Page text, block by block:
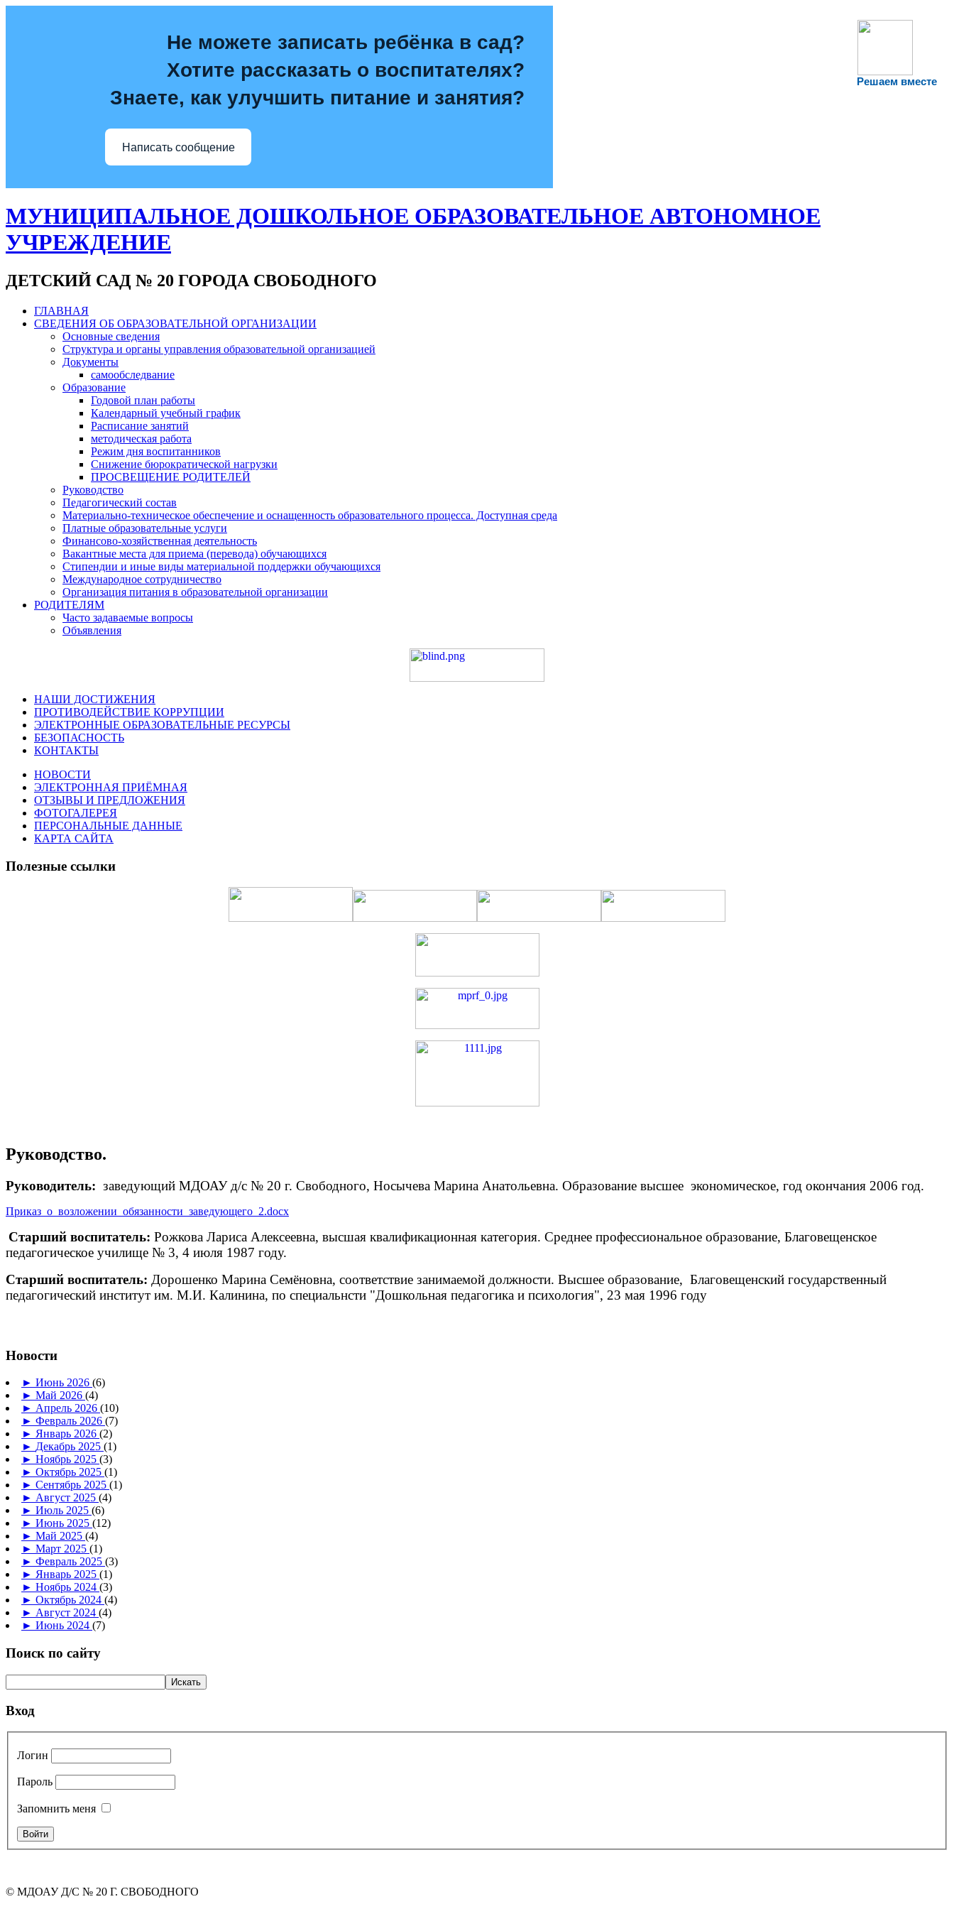
Решаем вместе
Не можете записать ребёнка в сад?
Хотите рассказать о воспитателях?
Знаете, как улучшить питание и занятия?
Написать сообщение
МУНИЦИПАЛЬНОЕ ДОШКОЛЬНОЕ ОБРАЗОВАТЕЛЬНОЕ АВТОНОМНОЕ
УЧРЕЖДЕНИЕ
ДЕТСКИЙ САД № 20 ГОРОДА СВОБОДНОГО
ГЛАВНАЯ
СВЕДЕНИЯ ОБ ОБРАЗОВАТЕЛЬНОЙ ОРГАНИЗАЦИИ
Основные сведения
Структура и органы управления образовательной организацией
Документы
самообследвание
Образование
Годовой план работы
Календарный учебный график
Расписание занятий
методическая работа
Режим дня воспитанников
Снижение бюрократической нагрузки
ПРОСВЕЩЕНИЕ РОДИТЕЛЕЙ
Руководство
Педагогический состав
Материально-техническое обеспечение и оснащенность образовательного процесса. Доступная среда
Платные образовательные услуги
Финансово-хозяйственная деятельность
Вакантные места для приема (перевода) обучающихся
Стипендии и иные виды материальной поддержки обучающихся
Международное сотрудничество
Организация питания в образовательной организации
РОДИТЕЛЯМ
Часто задаваемые вопросы
Объявления
НАШИ ДОСТИЖЕНИЯ
ПРОТИВОДЕЙСТВИЕ КОРРУПЦИИ
ЭЛЕКТРОННЫЕ ОБРАЗОВАТЕЛЬНЫЕ РЕСУРСЫ
БЕЗОПАСНОСТЬ
КОНТАКТЫ
НОВОСТИ
ЭЛЕКТРОННАЯ ПРИЁМНАЯ
ОТЗЫВЫ И ПРЕДЛОЖЕНИЯ
ФОТОГАЛЕРЕЯ
ПЕРСОНАЛЬНЫЕ ДАННЫЕ
КАРТА САЙТА
Полезные ссылки
Руководство.
Руководитель: заведующий МДОАУ д/с № 20 г. Свободного, Носычева Марина Анатольевна. Образование высшее экономическое, год окончания 2006 год.
Приказ_о_возложении_обязанности_заведующего_2.docx
Старший воспитатель: Рожкова Лариса Алексеевна, высшая квалификационная категория. Среднее профессиональное образование, Благовещенское
педагогическое училище № 3, 4 июля 1987 году.
Старший воспитатель: Дорошенко Марина Семёновна, соответствие занимаемой должности. Высшее образование, Благовещенский государственный
педагогический институт им. М.И. Калинина, по специальнсти "Дошкольная педагогика и психология", 23 мая 1996 году
Новости
► Июнь 2026 (6)
► Май 2026 (4)
► Апрель 2026 (10)
► Февраль 2026 (7)
► Январь 2026 (2)
► Декабрь 2025 (1)
► Ноябрь 2025 (3)
► Октябрь 2025 (1)
► Сентябрь 2025 (1)
► Август 2025 (4)
► Июль 2025 (6)
► Июнь 2025 (12)
► Май 2025 (4)
► Март 2025 (1)
► Февраль 2025 (3)
► Январь 2025 (1)
► Ноябрь 2024 (3)
► Октябрь 2024 (4)
► Август 2024 (4)
► Июнь 2024 (7)
Поиск по сайту
Вход
Логин
Пароль
Запомнить меня
© МДОАУ Д/С № 20 Г. СВОБОДНОГО